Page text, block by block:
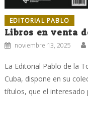
EDITORIAL PABLO
Libros en venta
noviembre 13, 2025
La Editorial Pablo de la
Cuba, dispone en su
títulos, que el interesado